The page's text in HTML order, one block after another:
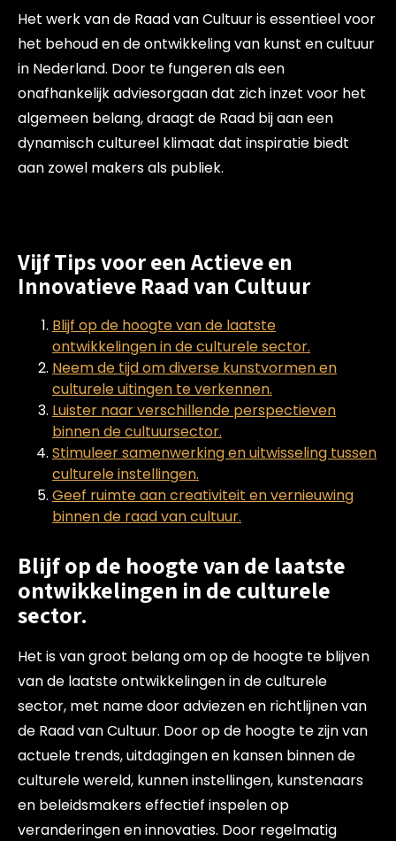
Het werk van de Raad van Cultuur is essentieel voor
het behoud en de ontwikkeling van kunst en cultuur
in Nederland. Door te fungeren als een
onafhankelijk adviesorgaan dat zich inzet voor het
algemeen belang, draagt de Raad bij aan een
dynamisch cultureel klimaat dat inspiratie biedt
aan zowel makers als publiek.
Vijf Tips voor een Actieve en
Innovatieve Raad van Cultuur
Blijf op de hoogte van de laatste
ontwikkelingen in de culturele sector.
Neem de tijd om diverse kunstvormen en
culturele uitingen te verkennen.
Luister naar verschillende perspectieven
binnen de cultuursector.
Stimuleer samenwerking en uitwisseling tussen
culturele instellingen.
Geef ruimte aan creativiteit en vernieuwing
binnen de raad van cultuur.
Blijf op de hoogte van de laatste
ontwikkelingen in de culturele
sector.
Het is van groot belang om op de hoogte te blijven
van de laatste ontwikkelingen in de culturele
sector, met name door adviezen en richtlijnen van
de Raad van Cultuur. Door op de hoogte te zijn van
actuele trends, uitdagingen en kansen binnen de
culturele wereld, kunnen instellingen, kunstenaars
en beleidsmakers effectief inspelen op
veranderingen en innovaties. Door regelmatig